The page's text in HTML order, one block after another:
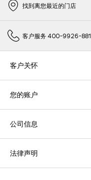
找到离您最近的门店
客户服务 400-9926-881
客户关怀
您的账户
公司信息
法律声明